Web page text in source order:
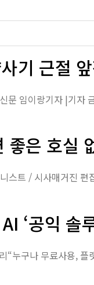
기 근절
좋은 호실
‘공익 솔